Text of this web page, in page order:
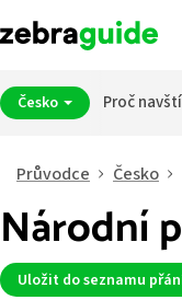
Česko Proč
Průvodce Česko
Národní
Uložit do seznamu